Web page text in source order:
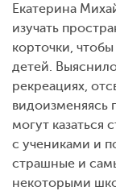
Екатерина
изучать
корточки,
детей.
рекреациях,
могут
с учениками и
страшные и
некоторыми